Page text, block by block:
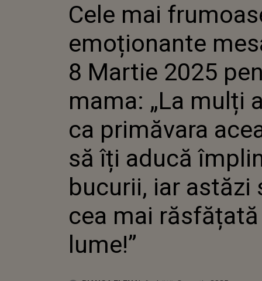
DE 8
PENTRU
MULȚI ANI!
ÎȚI
BUCURII,
FII CEA
DIN LUME!”
Cele mai
emoționante
8 Martie 2025
mama: „La mulți
ca primăvara
să îți aducă
bucurii, iar astăzi
cea mai
lume!”